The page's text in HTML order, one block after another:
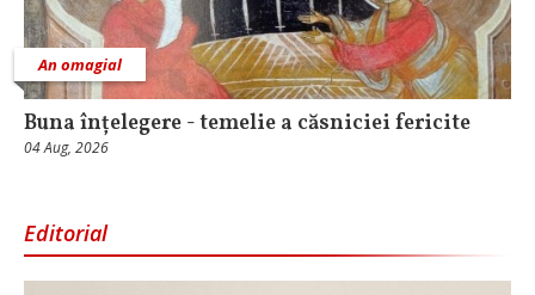
An omagial
Buna înțelegere - temelie a căsniciei fericite
04 Aug, 2026
Editorial